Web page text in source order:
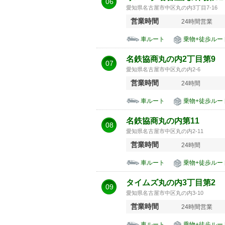
愛知県名古屋市中区丸の内3丁目7-16
営業時間 24時間営業
車ルート 乗物+徒歩ルー
07 名鉄協商丸の内2丁目第9
愛知県名古屋市中区丸の内2-6
営業時間 24時間
車ルート 乗物+徒歩ルー
08 名鉄協商丸の内第11
愛知県名古屋市中区丸の内2-11
営業時間 24時間
車ルート 乗物+徒歩ルー
09 タイムズ丸の内3丁目第2
愛知県名古屋市中区丸の内3-10
営業時間 24時間営業